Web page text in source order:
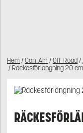
Hem /Can-Am /Off-Road/
/ Räckesförlängning 20 cm